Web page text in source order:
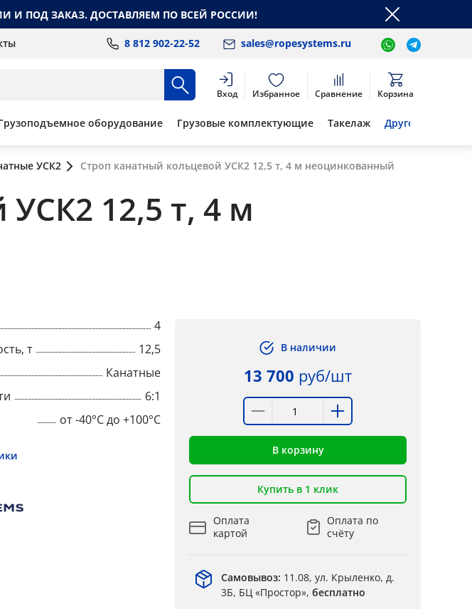
И ПОД ЗАКАЗ. ДОСТАВЛЯЕМ ПО ВСЕЙ РОССИИ!
8 812 902-22-52 sales@ropesystems.ru
Вход Избранное Сравнение Корзина
оборудование Грузовые комплектующие Такелаж Другое
УСК2 Строп канатный кольцевой УСК2 12,5 т, 4 м неоцинкованный
12,5 т, 4 м
4
т
12,5
Канатные
6:1
от -40°C до +100°C
В наличии
13 700 руб/шт
В корзину
Купить в 1 клик
Оплата
картой
Оплата по
счёту
Самовывоз: 11.08, ул. Крыленко, д.
3Б, БЦ «Простор», бесплатно